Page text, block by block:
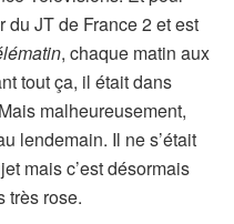
du JT de France 2 et est
, chaque matin aux
tout ça, il était dans
Mais malheureusement,
lendemain. Il ne s’était
mais c’est désormais
très rose.